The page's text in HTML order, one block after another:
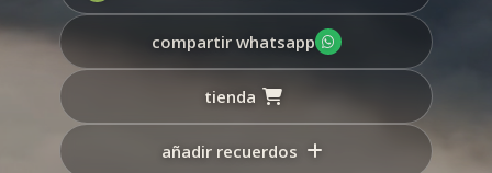
compartir whatsapp
tienda
añadir recuerdos